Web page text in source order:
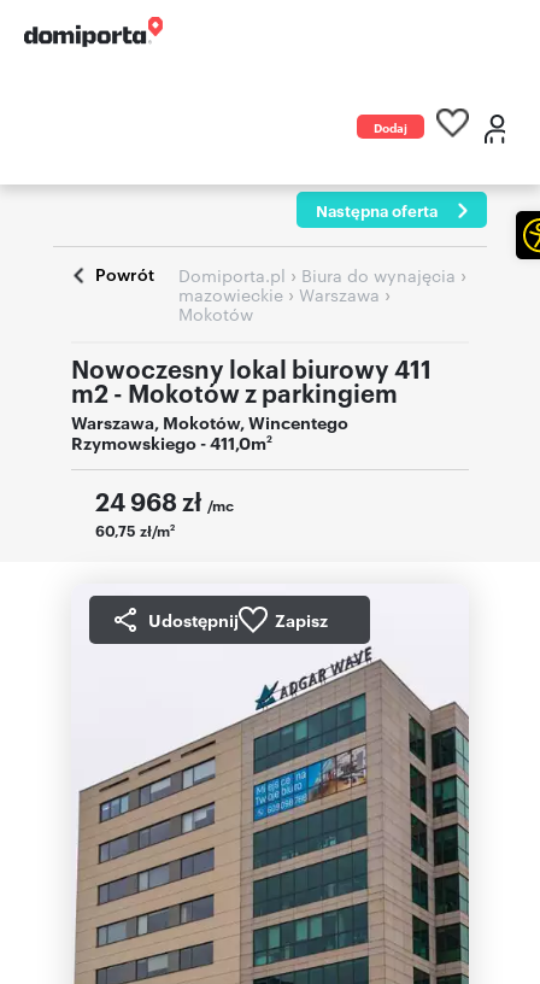
Dodaj
Następna oferta
Powrót Domiporta.pl › Biura do wynajęcia ›
mazowieckie › Warszawa ›
Mokotów
Nowoczesny lokal biurowy 411
m2 - Mokotów z parkingiem
Warszawa, Mokotów,Wincentego
Rzymowskiego- 411,0m2
24 968 zł /mc
60,75 zł/m2
Udostępnij Zapisz